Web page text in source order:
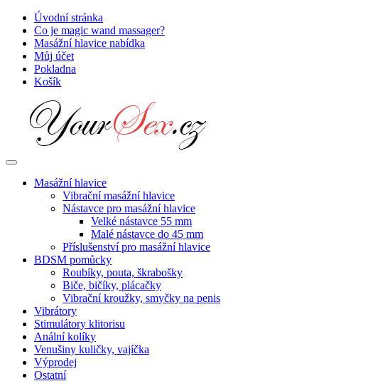
Přejít
obsahu
Úvodní stránka
Co je magic wand massager?
Masážní hlavice nabídka
Můj účet
Pokladna
Košík
Masážní hlavice
Vibrační masážní hlavice
Nástavce pro masážní hlavice
Velké nástavce 55 mm
Malé nástavce do 45 mm
Příslušenství pro masážní hlavice
BDSM pomůcky
Roubíky, pouta, škrabošky
Biče, bičíky, plácačky
Vibrační kroužky, smyčky na penis
Vibrátory
Stimulátory klitorisu
Anální kolíky
Venušiny kuličky, vajíčka
Výprodej
Ostatní